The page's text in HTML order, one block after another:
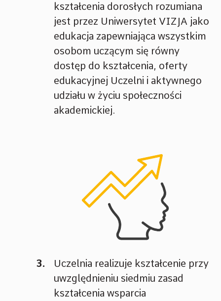
kształcenia dorosłych rozumiana
jest przez Uniwersytet VIZJA jako
edukacja zapewniająca wszystkim
osobom uczącym się równy
dostęp do kształcenia, oferty
edukacyjnej Uczelni i aktywnego
udziału w życiu społeczności
akademickiej.
Uczelnia realizuje kształcenie przy
uwzględnieniu siedmiu zasad
kształcenia wsparcia